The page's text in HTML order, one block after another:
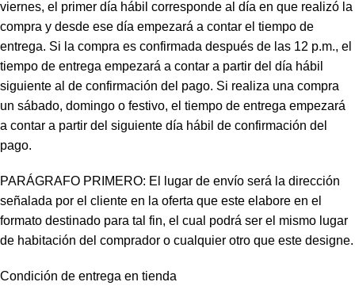
viernes, el primer día hábil corresponde al día en que realizó la
compra y desde ese día empezará a contar el tiempo de
entrega. Si la compra es confirmada después de las 12 p.m., el
tiempo de entrega empezará a contar a partir del día hábil
siguiente al de confirmación del pago. Si realiza una compra
un sábado, domingo o festivo, el tiempo de entrega empezará
a contar a partir del siguiente día hábil de confirmación del
pago.
PARÁGRAFO PRIMERO: El lugar de envío será la dirección
señalada por el cliente en la oferta que este elabore en el
formato destinado para tal fin, el cual podrá ser el mismo lugar
de habitación del comprador o cualquier otro que este designe.
Condición de entrega en tienda